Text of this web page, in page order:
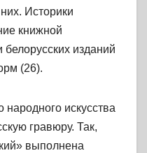
Историки
книжной
белорусских изданий
(26).
народного искусства
гравюру. Так,
выполнена